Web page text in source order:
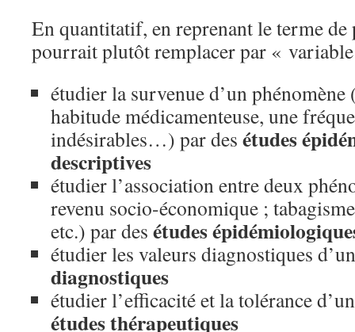
En quantitatif, en reprenant le terme de
pourrait plutôt remplacer par «
étudier la survenue d’un phénomène
habitude médicamenteuse, une
indésirables…) par des études
descriptives
étudier l’association entre deux
revenu socio-économique ;
etc.) par des études
étudier les valeurs diagnostiques
diagnostiques
étudier l’efficacité et la tolérance
études thérapeutiques